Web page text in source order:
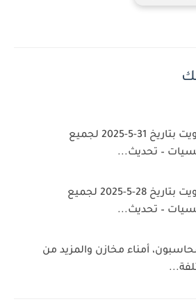
أفضل وظائف الكويت بتاريخ 31-5-2025 لجميع
– تحديث...
أفضل وظائف الكويت بتاريخ 28-5-2025 لجميع
– تحديث...
أمناء مخازن والمزيد من